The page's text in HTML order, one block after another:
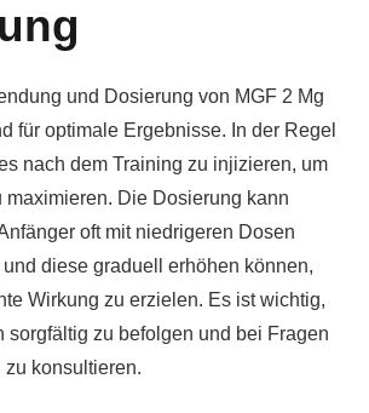
und Dosierung von MGF 2 Mg
für optimale Ergebnisse. In der Regel
nach dem Training zu injizieren, um
maximieren. Die Dosierung kann
oft mit niedrigeren Dosen
diese graduell erhöhen können,
Wirkung zu erzielen. Es ist wichtig,
sorgfältig zu befolgen und bei Fragen
konsultieren.